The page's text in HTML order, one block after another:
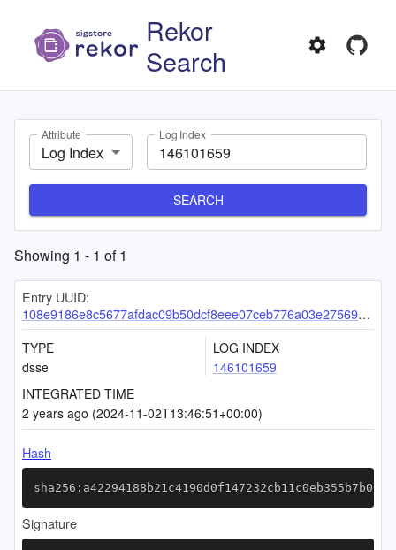
Rekor
Search
Attribute
Log Index
Log Index
SEARCH
Showing 1 - 1 of1
Entry UUID:
108e9186e8c5677afdac09b50dcf8eee07ceb776a03e275698203b9cb91d9e07cdea440c7cf2dc0b
TYPE
dsse
LOG INDEX
146101659
INTEGRATED TIME
2 years ago (2024-11-02T13:46:51+00:00)
Hash
Signature